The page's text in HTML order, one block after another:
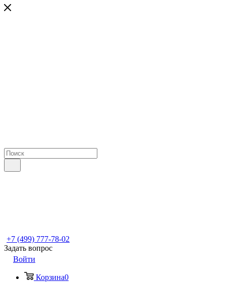
+7 (499) 777-78-02
Задать вопрос
Войти
Корзина0